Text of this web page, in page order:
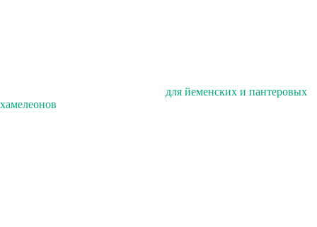
для йеменских и пантеровых
хамелеонов